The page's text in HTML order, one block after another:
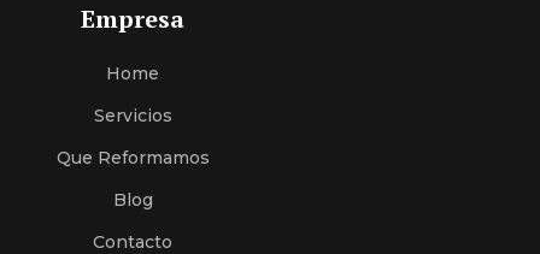
Empresa
Home
ServiciOS
Que Reformamos
Blog
Contacto